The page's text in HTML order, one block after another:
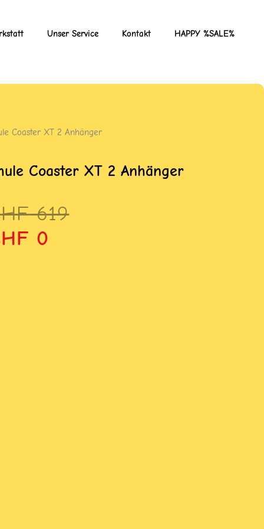
Unser Service Kontakt HAPPY %SALE%
Coaster XT 2 Anhänger
Coaster XT 2 Anhänger
619
0